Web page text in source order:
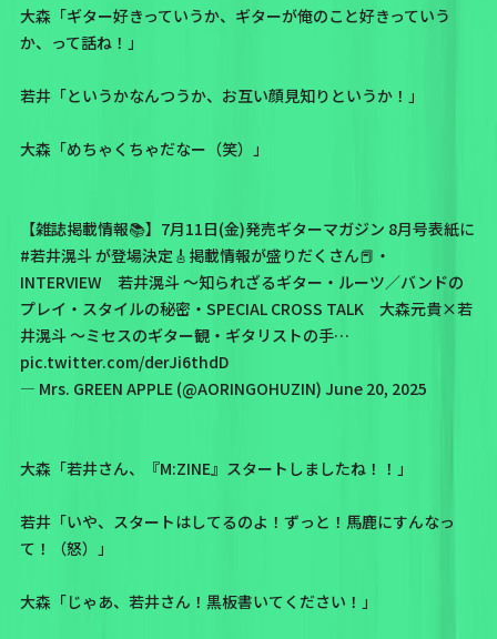
大森「ギター好きっていうか、ギターが俺のこと好きっていう
か、って話ね！」
若井「というかなんつうか、お互い顔見知りというか！」
大森「めちゃくちゃだなー（笑）」
【雑誌掲載情報📚】7月11日(金)発売ギターマガジン 8月号表紙に
#若井滉斗が登場決定🎸掲載情報が盛りだくさん📕・
INTERVIEW 若井滉斗 〜知られざるギター・ルーツ／バンドの
プレイ・スタイルの秘密・SPECIAL CROSS TALK 大森元貴×若
井滉斗 〜ミセスのギター観・ギタリストの手…
pic.twitter.com/derJi6thdD
— Mrs. GREEN APPLE (@AORINGOHUZIN) June 20, 2025
大森「若井さん、『M:ZINE』スタートしましたね！！」
若井「いや、スタートはしてるのよ！ずっと！馬鹿にすんなっ
て！（怒）」
大森「じゃあ、若井さん！黒板書いてください！」